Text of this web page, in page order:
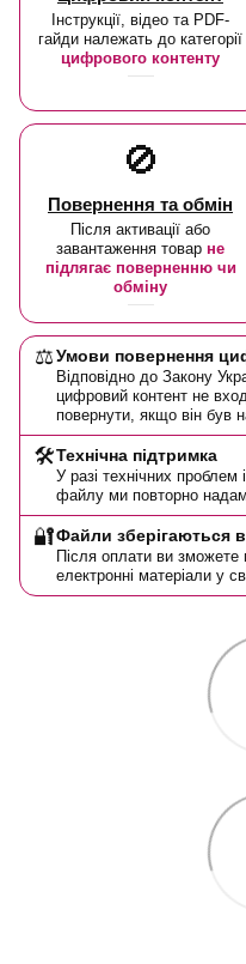
Інструкції, відео та PDF-
гайди належать до категорії
цифрового контенту
🚫
Повернення та обмін
Після активації або
завантаження товар не
підлягає поверненню чи
обміну
⚖️Умови повернення
Відповідно до Закону
цифровий контент не
повернути, якщо він був
🛠️Технічна підтримка
У разі технічних
файлу ми повторно
🔐Файли зберігаються
Після оплати ви зможете
електронні матеріали у